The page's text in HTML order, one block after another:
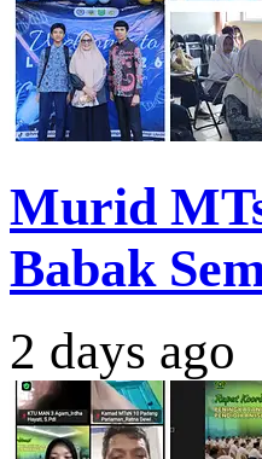
Murid
Babak
2 days ago